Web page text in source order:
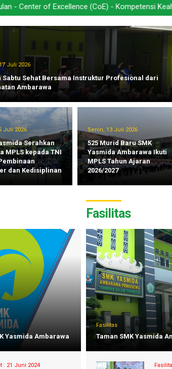
- Kompetensi Keahlian -> Teknik Kendaraan
Juli 2026
Sabtu Sehat Bersama Instruktur Profesional dari
Ambarawa
Juli 2026
Serahkan
MPLS kepada TNI
dan Kedisiplinan
Senin, 13 Juli 2026
525 Murid Baru SMK
Yasmida Ambarawa Ikuti
MPLS Tahun Ajaran
2026/2027
Yasmida Ambarawa
: 21 Juni 2024
Fasilitas
Fasilitas
Taman SMK Yasmida